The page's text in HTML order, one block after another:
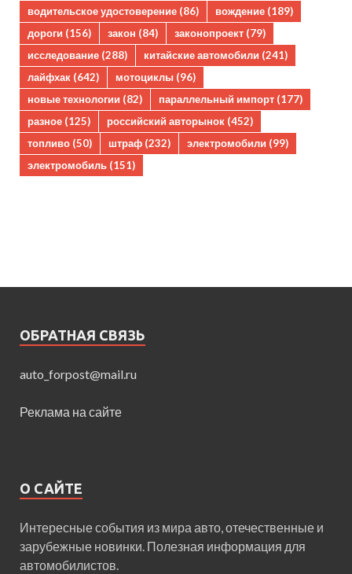
водительское удостоверение (86) вождение (189)
дороги (156) закон (84) законопроект (79)
исследование (288) китайские автомобили (241)
лайфхак (642) мотоциклы (96)
новые технологии (82) параллельный импорт (177)
разное (125) российский авторынок (452)
топливо (50) штраф (232) электромобили (99)
электромобиль (151)
ОБРАТНАЯ СВЯЗЬ
auto_forpost@mail.ru
Реклама на сайте
О САЙТЕ
Интересные события из мира авто, отечественные и
зарубежные новинки. Полезная информация для
автомобилистов.